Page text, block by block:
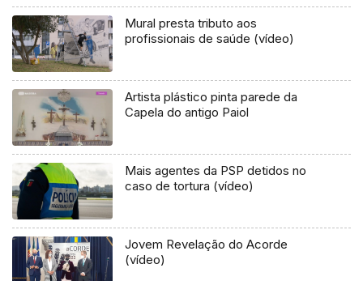
Mural presta tributo aos
profissionais de saúde (vídeo)
Artista plástico pinta parede da
Capela do antigo Paiol
Mais agentes da PSP detidos no
caso de tortura (vídeo)
Jovem Revelação do Acorde
(vídeo)